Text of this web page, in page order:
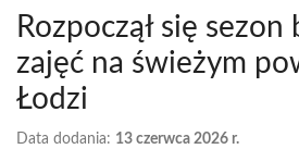
Rozpoczął się sezon
zajęć na świeżym
Łodzi
Data dodania: 13 czerwca 2026 r.